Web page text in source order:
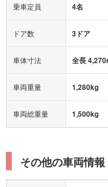
乗車定員 4名
ドア数 3ドア
車体寸法 全長
車両重量 1,280kg
車両総重量 1,500kg
その他の車両情報